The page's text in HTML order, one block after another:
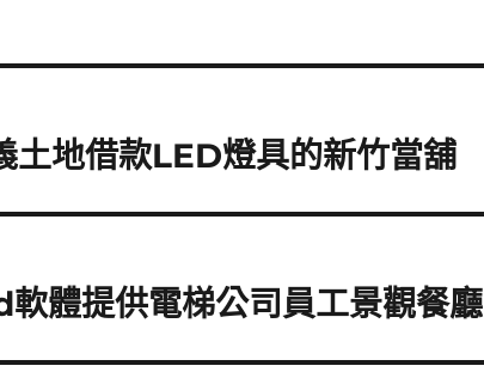
土地借款LED燈具的新竹當舖
體提供電梯公司員工景觀餐廳